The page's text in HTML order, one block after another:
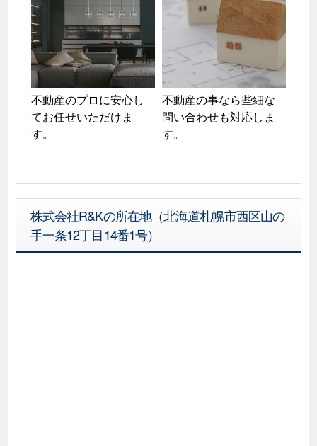
不動産のプロに安心し
てお任せいただけま
す。
不動産の事なら些細な
問い合わせも対応しま
株式会社R&Kの所在地（北海道札幌市西区山の
手一条12丁目14番1号）